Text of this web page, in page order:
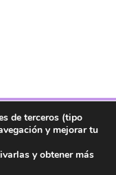
RSS
Linkedin
de terceros (tipo
y mejorar tu
y obtener más